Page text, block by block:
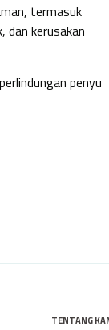
termasuk
dan kerusakan
penyu
TENTANG